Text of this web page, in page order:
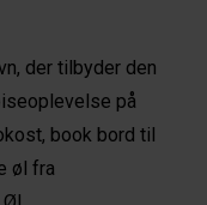
der tilbyder den
på
book bord til
øl fra